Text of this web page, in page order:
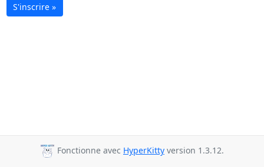
S'inscrire »
Fonctionne avec HyperKitty version 1.3.12.